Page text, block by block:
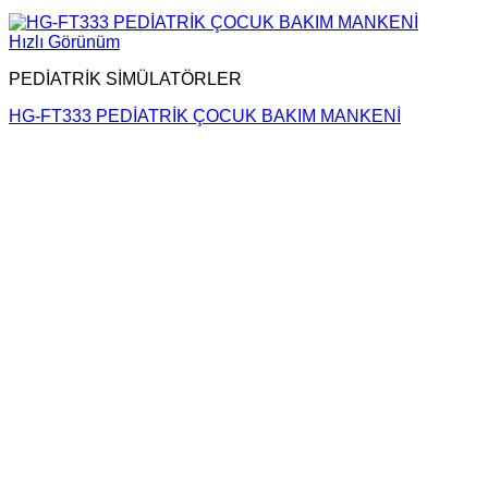
Hızlı Görünüm
PEDİATRİK SİMÜLATÖRLER
HG-FT333 PEDİATRİK ÇOCUK BAKIM MANKENİ